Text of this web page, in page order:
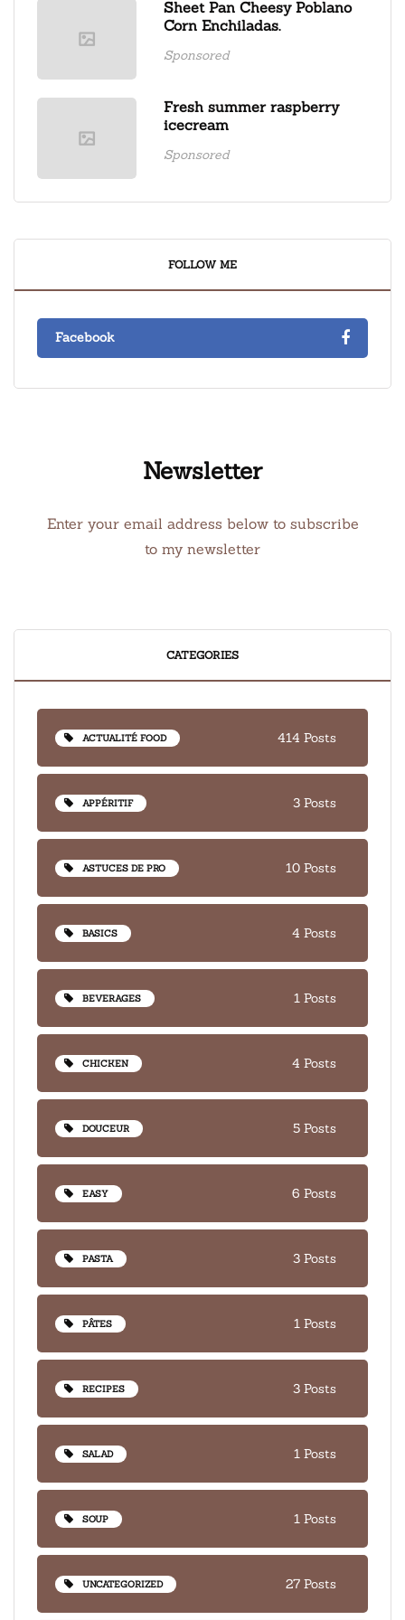
Sheet Pan Cheesy Poblano
Corn Enchiladas.
Sponsored
Fresh summer raspberry
icecream
Sponsored
FOLLOW ME
Facebook
Newsletter
Enter your email address below to subscribe
to my newsletter
CATEGORIES
ACTUALITÉ FOOD 414 Posts
APPÉRITIF 3 Posts
ASTUCES DE PRO 10 Posts
BASICS 4 Posts
BEVERAGES 1 Posts
CHICKEN 4 Posts
DOUCEUR 5 Posts
EASY 6 Posts
PASTA 3 Posts
PÂTES 1 Posts
RECIPES 3 Posts
SALAD 1 Posts
SOUP 1 Posts
UNCATEGORIZED 27 Posts